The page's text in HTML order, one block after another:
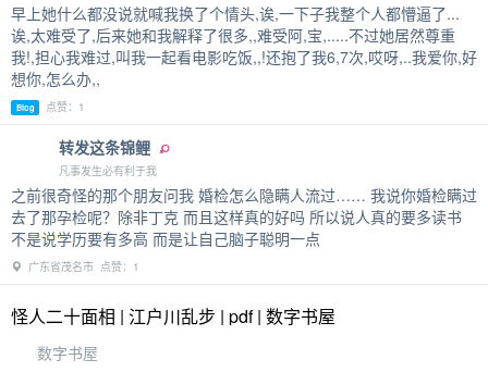
早上她什么都没说就喊我换了个情头,诶,一下子我整个人都懵逼了...
诶,太难受了,后来她和我解释了很多,,难受阿,宝,.....不过她居然尊重
我!,担心我难过,叫我一起看电影吃饭,,!还抱了我6,7次,哎呀,..我爱你,好
想你,怎么办,,
Blog 点赞：1
转发这条锦鲤
凡事发生必有利于我
之前很奇怪的那个朋友问我 婚检怎么隐瞒人流过…… 我说你婚检瞒过
去了那孕检呢？除非丁克 而且这样真的好吗 所以说人真的要多读书
不是说学历要有多高 而是让自己脑子聪明一点
广东省茂名市 点赞：1
怪人二十面相 | 江户川乱步 | pdf | 数字书屋
数字书屋